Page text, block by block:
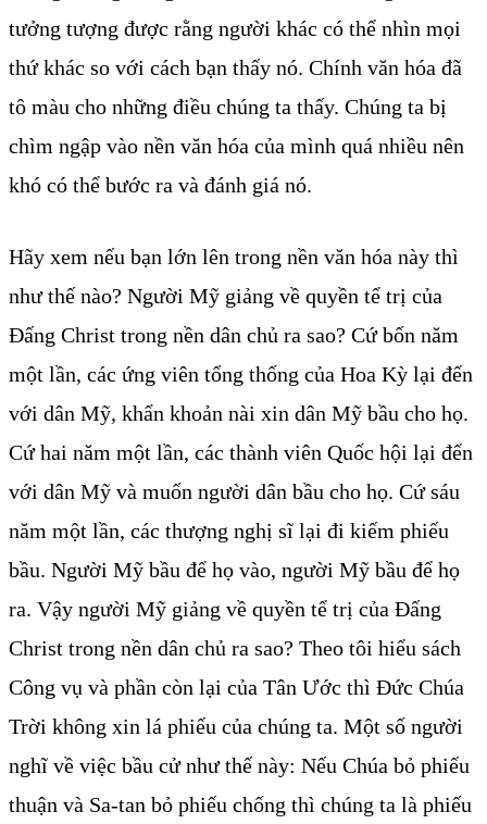
tưởng tượng được rằng người khác có thể nhìn mọi
thứ khác so với cách bạn thấy nó. Chính văn hóa đã
tô màu cho những điều chúng ta thấy. Chúng ta bị
chìm ngập vào nền văn hóa của mình quá nhiều nên
khó có thể bước ra và đánh giá nó.
Hãy xem nếu bạn lớn lên trong nền văn hóa này thì
như thế nào? Người Mỹ giảng về quyền tể trị của
Đấng Christ trong nền dân chủ ra sao? Cứ bốn năm
một lần, các ứng viên tổng thống của Hoa Kỳ lại đến
với dân Mỹ, khẩn khoản nài xin dân Mỹ bầu cho họ.
Cứ hai năm một lần, các thành viên Quốc hội lại đến
với dân Mỹ và muốn người dân bầu cho họ. Cứ sáu
năm một lần, các thượng nghị sĩ lại đi kiếm phiếu
bầu. Người Mỹ bầu để họ vào, người Mỹ bầu để họ
ra. Vậy người Mỹ giảng về quyền tể trị của Đấng
Christ trong nền dân chủ ra sao? Theo tôi hiểu sách
Công vụ và phần còn lại của Tân Ước thì Đức Chúa
Trời không xin lá phiếu của chúng ta. Một số người
nghĩ về việc bầu cử như thế này: Nếu Chúa bỏ phiếu
thuận và Sa-tan bỏ phiếu chống thì chúng ta là phiếu